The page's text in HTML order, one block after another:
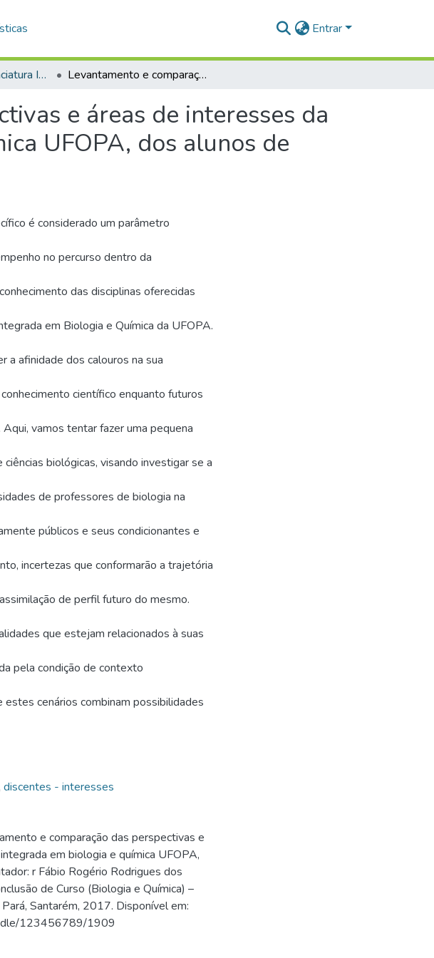
Entrar
ICED - TCC - Licenciatura Integrada - Biologia e Química Levantamento e comparação das perspectivas e áreas de interesses da licenciatura integrada em biologia e química UFOPA, dos alunos de 2014 e 2015.
e áreas de interesses da
UFOPA, dos alunos de
é considerado um parâmetro
no percurso dentro da
das disciplinas oferecidas
em Biologia e Química da UFOPA.
a afinidade dos calouros na sua
científico enquanto futuros
vamos tentar fazer uma pequena
biológicas, visando investigar se a
de professores de biologia na
públicos e seus condicionantes e
incertezas que conformarão a trajetória
de perfil futuro do mesmo.
que estejam relacionados à suas
pela condição de contexto
cenários combinam possibilidades
discentes - interesses
e comparação das perspectivas e
em biologia e química UFOPA,
r Fábio Rogério Rodrigues dos
de Curso (Biologia e Química) –
Santarém, 2017. Disponível em:
123456789/1909